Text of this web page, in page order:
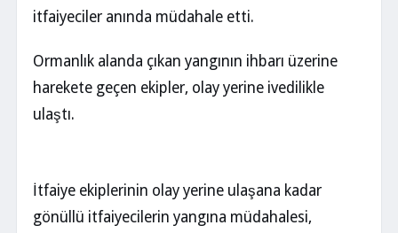
itfaiyeciler anında müdahale etti.
Ormanlık alanda çıkan yangının ihbarı üzerine
harekete geçen ekipler, olay yerine ivedilikle
ulaştı.
İtfaiye ekiplerinin olay yerine ulaşana kadar
gönüllü itfaiyecilerin yangına müdahalesi,